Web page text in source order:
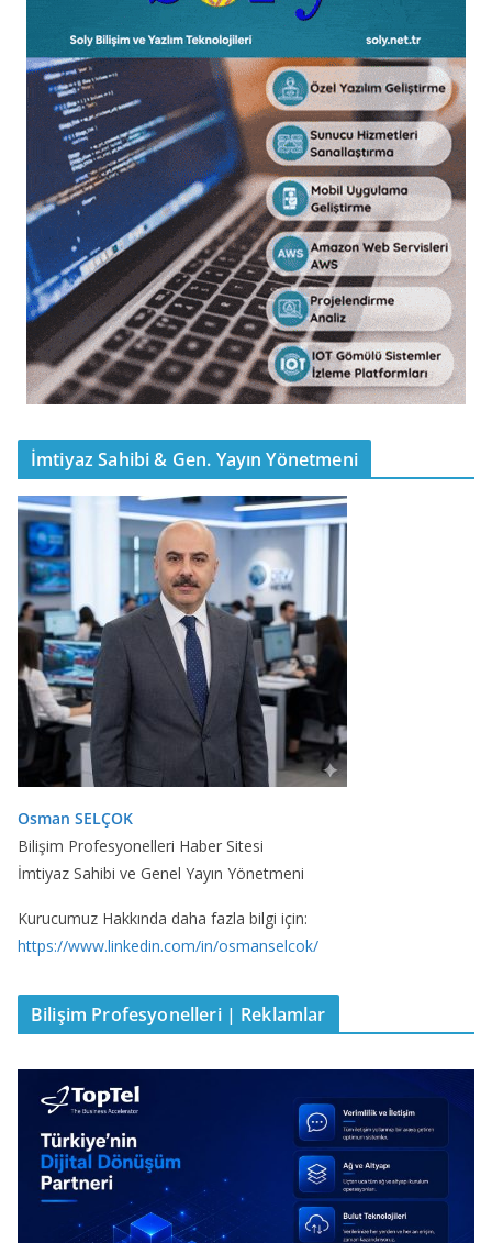
İmtiyaz Sahibi & Gen. Yayın Yönetmeni
Osman SELÇOK
Bilişim Profesyonelleri Haber Sitesi
İmtiyaz Sahibi ve Genel Yayın Yönetmeni
Kurucumuz Hakkında daha fazla bilgi için:
https://www.linkedin.com/in/osmanselcok/
Bilişim Profesyonelleri | Reklamlar